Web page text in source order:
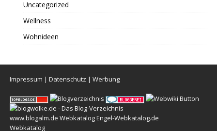
Uncategorized
Wellness
Wohnideen
Impressum | Datenschutz | Werbung
www.blogalm.de WebkatalogEngel-Webkatalog.de
Webkatalog